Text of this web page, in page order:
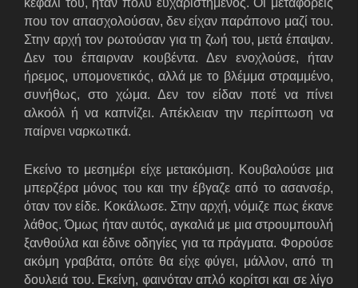
κεφάλι του, ήταν πολύ ευχαριστημένος. Οι μεταφορείς
που τον απασχολούσαν, δεν είχαν παράπονο μαζί του.
Στην αρχή τον ρωτούσαν για τη ζωή του, μετά έπαψαν.
Δεν του έπαιρναν κουβέντα. Δεν ενοχλούσε, ήταν
ήρεμος, υπομονετικός, αλλά με το βλέμμα στραμμένο,
συνήθως, στο χώμα. Δεν τον είδαν ποτέ να πίνει
αλκοόλ ή να καπνίζει. Απέκλειαν την περίπτωση να
παίρνει ναρκωτικά.
Εκείνο το μεσημέρι είχε μετακόμιση. Κουβαλούσε μια
μπερζέρα μόνος του και την έβγαζε από το ασανσέρ,
όταν τον είδε. Κοκάλωσε. Στην αρχή, νόμιζε πως έκανε
λάθος. Όμως ήταν αυτός, αγκαλιά με μια στρουμπουλή
ξανθούλα και έδινε οδηγίες για τα πράγματα. Φορούσε
ακόμη γραβάτα, οπότε θα είχε φύγει, μάλλον, από τη
δουλειά του. Εκείνη, φαινόταν απλό κορίτσι και σε λίγο